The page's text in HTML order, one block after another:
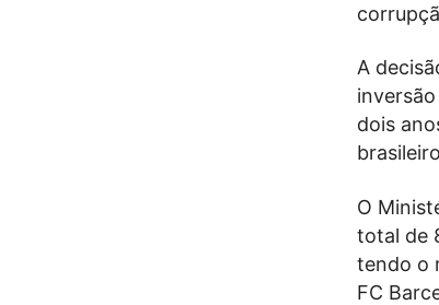
A
dois
O
total de
tendo o
FC